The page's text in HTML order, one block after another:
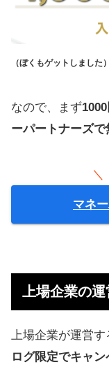
（ぼくもゲットしました）
なので、まず
ーパートナーズ
＼
マネ
上場企業の運
上場企業が運営す
ログ限定でキャ